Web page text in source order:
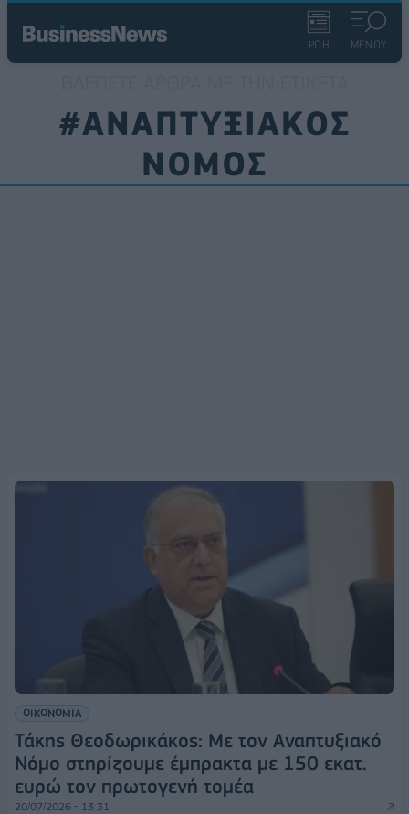
ΡΟΗ ΜΕΝΟΥ
#ΑΝΑΠΤΥΞΙΑΚΟΣ
ΝΟΜΟΣ
ΟΙΚΟΝΟΜΙΑ
Τάκης Θεοδωρικάκος: Με τον Αναπτυξιακό
Νόμο στηρίζουμε έμπρακτα με 150 εκατ.
ευρώ τον πρωτογενή τομέα
20/07/2026 - 13:31